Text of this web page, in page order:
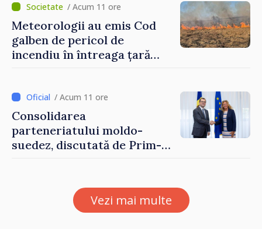
/ Acum 11 ore
Meteorologii au emis Cod
galben de pericol de
incendiu în întreaga țară
/ Acum 11 ore
Consolidarea
parteneriatului moldo-
suedez, discutată de Prim-
Petra Lärke
Vezi mai multe